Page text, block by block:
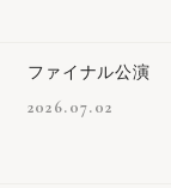
ファイナル公演
2026.07.02